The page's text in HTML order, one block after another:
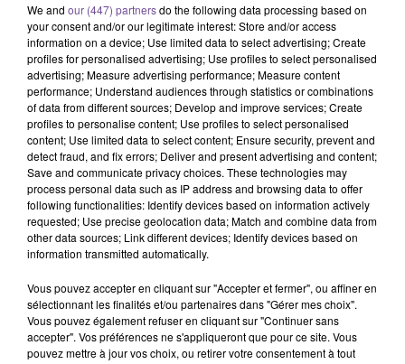
Une résidence d’accueil pour
personnes âgées de Châlus recherche
un agent d’entretien service hôtelier
(H/F).
recherche un agent d’entretien service hôtelier (H/F). Vous
réaliserez les missions suivantes : bio nettoyage des
chambres et des espaces communs, service des repas en
salle à manger, service des petits-déjeuners en chambre,
We and our (447) partnersdo the following data processing based on
your consent and/or our legitimate interest: Store and/or access
information on a device; Use limited data to select advertising; Create
profiles for personalised advertising; Use profiles to select personalised
advertising; Measure advertising performance; Measure content
performance; Understand audiences through statistics or combinations
of data from different sources; Develop and improve services; Create
profiles to personalise content; Use profiles to select personalised
content; Use limited data to select content; Ensure security, prevent and
detect fraud, and fix errors; Deliver and present advertising and content;
Save and communicate privacy choices. These technologies may
process personal data such as IP address and browsing data to offer
following functionalities: Identify devices based on information actively
requested; Use precise geolocation data; Match and combine data from
other data sources; Link different devices; Identify devices based on
information transmitted automatically.
Vous pouvez accepter en cliquant sur "Accepter et fermer", ou affiner en
sélectionnant les finalités et/ou partenaires dans "Gérer mes choix".
Vous pouvez également refuser en cliquant sur "Continuer sans
accepter". Vos préférences ne s'appliqueront que pour ce site. Vous
pouvez mettre à jour vos choix, ou retirer votre consentement à tout